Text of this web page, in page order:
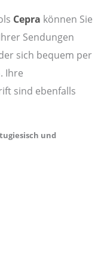
Cepra können Sie
Sendungen
sich bequem per
Ihre
sind ebenfalls
und